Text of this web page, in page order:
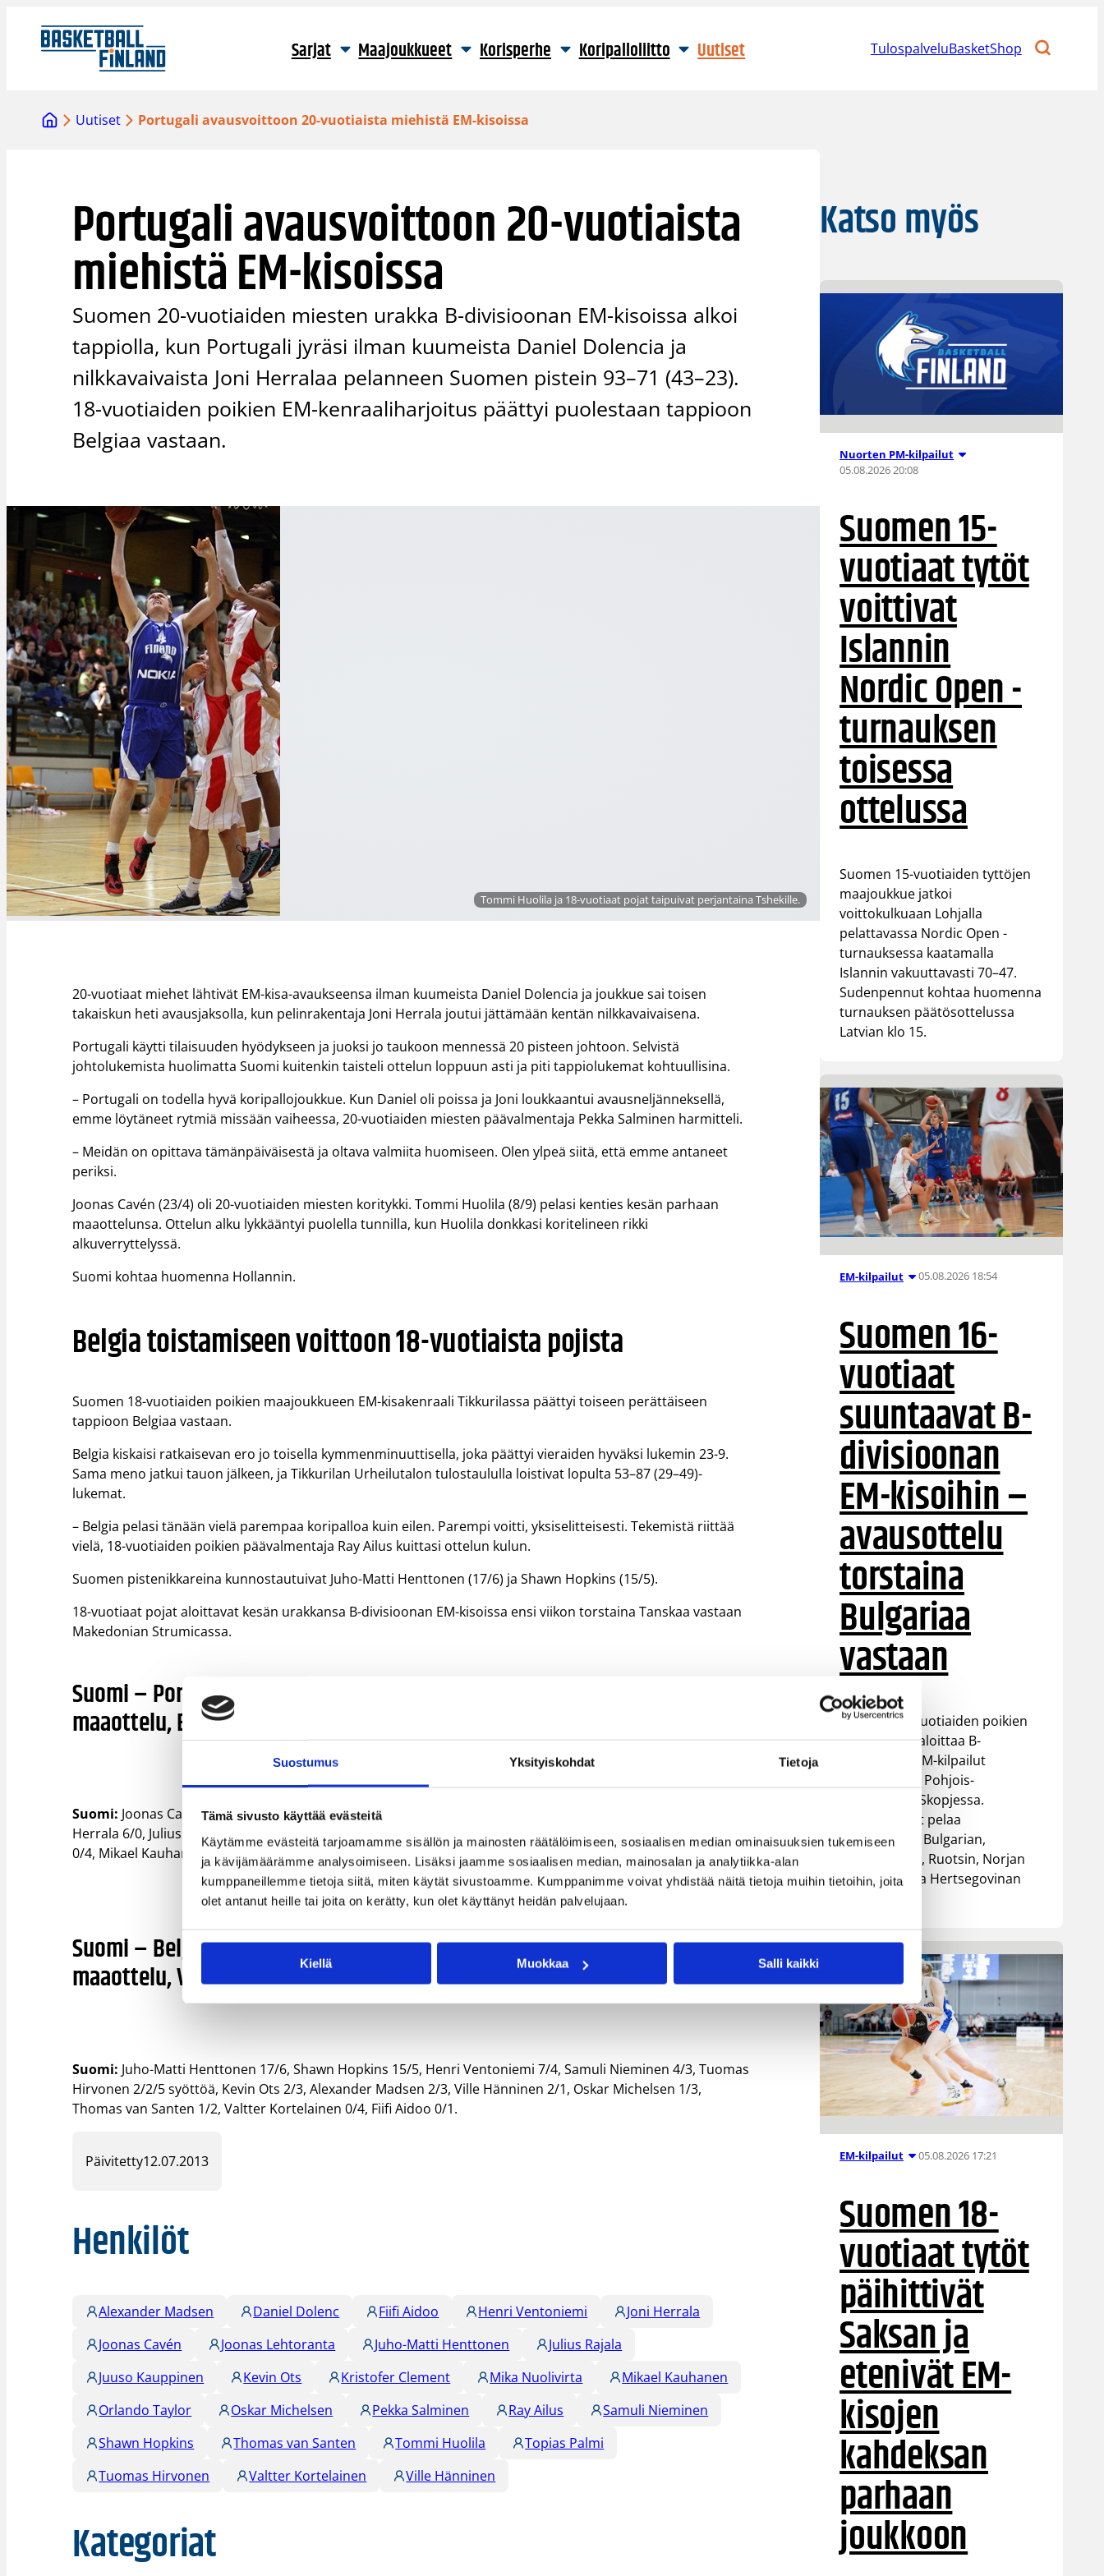
Suostumus Yksityiskohdat Tietoja
Tämä sivusto käyttää evästeitä
Käytämme evästeitä tarjoamamme sisällön ja mainosten räätälöimiseen, sosiaalisen median ominaisuuksien tukemiseen
ja kävijämäärämme analysoimiseen. Lisäksi jaamme sosiaalisen median, mainosalan ja analytiikka-alan
kumppaneillemme tietoja siitä, miten käytät sivustoamme. Kumppanimme voivat yhdistää näitä tietoja muihin tietoihin, joita
olet antanut heille tai joita on kerätty, kun olet käyttänyt heidän palvelujaan.
Kiellä Muokkaa Salli kaikki
sisältöön
Sarjat Maajoukkueet Korisperhe Koripalloliitto Uutiset TulospalveluBasketShop
Uutiset Portugali avausvoittoon 20-vuotiaista miehistä EM-kisoissa
Portugali avausvoittoon 20-vuotiaista
miehistä EM-kisoissa
Suomen 20-vuotiaiden miesten urakka B-divisioonan EM-kisoissa alkoi
tappiolla, kun Portugali jyräsi ilman kuumeista Daniel Dolencia ja
nilkkavaivaista Joni Herralaa pelanneen Suomen pistein 93–71 (43–23).
18-vuotiaiden poikien EM-kenraaliharjoitus päättyi puolestaan tappioon
Belgiaa vastaan.
Tommi Huolila ja 18-vuotiaat pojat taipuivat perjantaina Tshekille.
20-vuotiaat miehet lähtivät EM-kisa-avaukseensa ilman kuumeista Daniel Dolencia ja joukkue sai toisen
takaiskun heti avausjaksolla, kun pelinrakentaja Joni Herrala joutui jättämään kentän nilkkavaivaisena.
Portugali käytti tilaisuuden hyödykseen ja juoksi jo taukoon mennessä 20 pisteen johtoon. Selvistä
johtolukemista huolimatta Suomi kuitenkin taisteli ottelun loppuun asti ja piti tappiolukemat kohtuullisina.
– Portugali on todella hyvä koripallojoukkue. Kun Daniel oli poissa ja Joni loukkaantui avausneljänneksellä,
emme löytäneet rytmiä missään vaiheessa, 20-vuotiaiden miesten päävalmentaja Pekka Salminen harmitteli.
– Meidän on opittava tämänpäiväisestä ja oltava valmiita huomiseen. Olen ylpeä siitä, että emme antaneet
periksi.
Joonas Cavén (23/4) oli 20-vuotiaiden miesten koritykki. Tommi Huolila (8/9) pelasi kenties kesän parhaan
maaottelunsa. Ottelun alku lykkääntyi puolella tunnilla, kun Huolila donkkasi koritelineen rikki
alkuverryttelyssä.
Suomi kohtaa huomenna Hollannin.
Belgia toistamiseen voittoon 18-vuotiaista pojista
Suomen 18-vuotiaiden poikien maajoukkueen EM-kisakenraali Tikkurilassa päättyi toiseen perättäiseen
tappioon Belgiaa vastaan.
Belgia kiskaisi ratkaisevan ero jo toisella kymmenminuuttisella, joka päättyi vieraiden hyväksi lukemin 23-9.
Sama meno jatkui tauon jälkeen, ja Tikkurilan Urheilutalon tulostaululla loistivat lopulta 53–87 (29–49)-
lukemat.
– Belgia pelasi tänään vielä parempaa koripalloa kuin eilen. Parempi voitti, yksiselitteisesti. Tekemistä riittää
vielä, 18-vuotiaiden poikien päävalmentaja Ray Ailus kuittasi ottelun kulun.
Suomen pistenikkareina kunnostautuivat Juho-Matti Henttonen (17/6) ja Shawn Hopkins (15/5).
18-vuotiaat pojat aloittavat kesän urakkansa B-divisioonan EM-kisoissa ensi viikon torstaina Tanskaa vastaan
Makedonian Strumicassa.
Suomi – Portugali 71–93 (11–18, 23–43, 44–78), 20-vuotiaiden miesten
maaottelu, B-divisioonan EM-kisat, Targoviste (Romania) 12.7.2013
Suomi: Joonas Cavén 23/4, Topias Palmi 15/2/3 riistoa, Joonas Lehtoranta 12/2, Tommi Huolila 8/9, Joni
Herrala 6/0, Julius Rajala 2/8, Juuso Kauppinen 2/1, Mika Nuolivirta 2/1, Orlando Taylor 1/3, Kristofer Clement
0/4, Mikael Kauhanen 0/1, Daniel Dolenc.
Suomi – Belgia 53–87 (20–26, 29–49, 40–65), 18-vuotiaiden poikien
maaottelu, Vantaa 12.7.2013
Suomi: Juho-Matti Henttonen 17/6, Shawn Hopkins 15/5, Henri Ventoniemi 7/4, Samuli Nieminen 4/3, Tuomas
Hirvonen 2/2/5 syöttöä, Kevin Ots 2/3, Alexander Madsen 2/3, Ville Hänninen 2/1, Oskar Michelsen 1/3,
Thomas van Santen 1/2, Valtter Kortelainen 0/4, Fiifi Aidoo 0/1.
Päivitetty12.07.2013
Henkilöt
Alexander Madsen Daniel Dolenc Fiifi Aidoo Henri Ventoniemi
Joni Herrala
Joonas Cavén
Joonas Lehtoranta Juho-Matti Henttonen
Julius Rajala
Juuso Kauppinen
Kevin Ots Kristofer Clement Mika Nuolivirta
Mikael Kauhanen
Orlando Taylor
Oskar Michelsen Pekka Salminen Ray Ailus
Samuli Nieminen
Shawn Hopkins
Thomas van Santen Tommi Huolila
Topias Palmi
Tuomas Hirvonen
Valtter Kortelainen Ville Hänninen
Kategoriat
Katso myös
Nuorten PM-kilpailut
05.08.2026 20:08
Suomen 15-
vuotiaat tytöt
voittivat
Islannin
Nordic Open -
turnauksen
toisessa
ottelussa
Suomen 15-vuotiaiden tyttöjen
maajoukkue jatkoi
voittokulkuaan Lohjalla
pelattavassa Nordic Open -
turnauksessa kaatamalla
Islannin vakuuttavasti 70–47.
Sudenpennut kohtaa huomenna
turnauksen päätösottelussa
Latvian klo 15.
EM-kilpailut 05.08.2026 18:54
Suomen 16-
vuotiaat
suuntaavat B-
divisioonan
EM-kisoihin –
avausottelu
torstaina
Bulgariaa
vastaan
Suomen 16-vuotiaiden poikien
maajoukkue aloittaa B-
divisioonan EM-kilpailut
torstaina 6.8. Pohjois-
Makedonian Skopjessa.
Sudenpennut pelaa
alkulohkossa Bulgarian,
Luxemburgin, Ruotsin, Norjan
sekä Bosnia ja Hertsegovinan
EM-kilpailut 05.08.2026 17:21
Suomen 18-
vuotiaat tytöt
päihittivät
Saksan ja
etenivät EM-
kisojen
kahdeksan
parhaan
joukkoon